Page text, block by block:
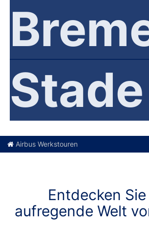
Stade
Airbus Werkstouren
Entdecken
aufregende Welt